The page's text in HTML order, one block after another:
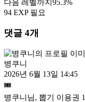
다음 레벨까지 95.3%
94 EXP 필요
댓글 4개
병쿠니
2026년 6월 13일 14:45
🎟️
병쿠니 님, 뽑기 이용권 1